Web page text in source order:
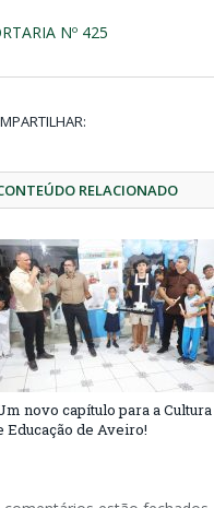
Nº 425
RELACIONADO
novo capítulo para a Cultura
Educação de Aveiro!